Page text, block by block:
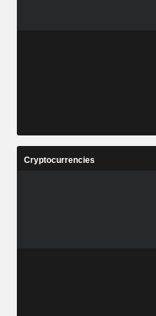
Cryptocurrencies